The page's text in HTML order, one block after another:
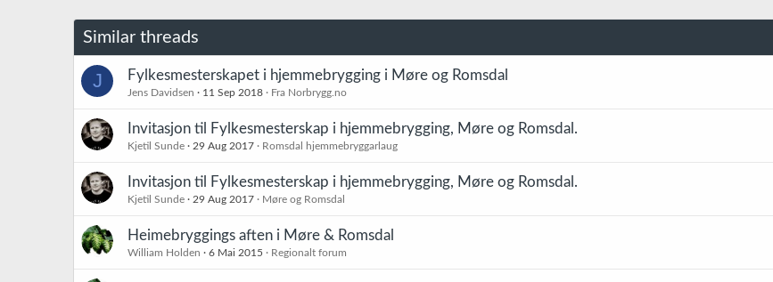
Similar threads
J Fylkesmesterskapet i hjemmebrygging i Møre og Romsdal
Jens Davidsen 11 Sep 2018 Fra Norbrygg.no
Invitasjon til Fylkesmesterskap i hjemmebrygging, Møre og Romsdal.
Kjetil Sunde 29 Aug 2017 Romsdal hjemmebryggarlaug
Invitasjon til Fylkesmesterskap i hjemmebrygging, Møre og Romsdal.
Kjetil Sunde 29 Aug 2017 Møre og Romsdal
Heimebryggings aften i Møre & Romsdal
William Holden 6 Mai 2015 Regionalt forum